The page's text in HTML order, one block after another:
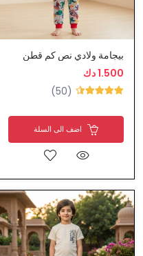
بيجامة ولادي نص كم قطن
1.500 دك
(50)
اضف الى السلة